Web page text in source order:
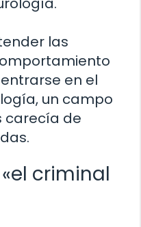
las
en el
un campo
carecía de
criminal